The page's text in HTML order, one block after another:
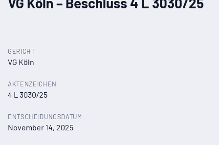
GERICHT
VG Köln
AKTENZEICHEN
4 L 3030/25
ENTSCHEIDUNGSDATUM
November 14, 2025